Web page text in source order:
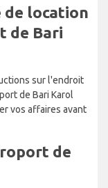
de location
de Bari
sur l'endroit
de Bari Karol
vos affaires avant
de